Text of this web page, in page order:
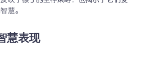
慧。
慧表现